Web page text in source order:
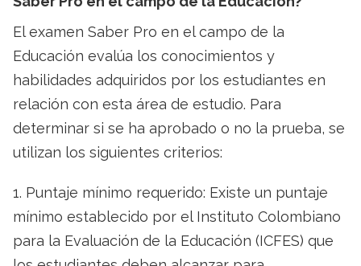
El examen Saber Pro en el campo de la
Educación evalúa los conocimientos y
habilidades adquiridos por los estudiantes en
relación con esta área de estudio. Para
determinar si se ha aprobado o no la prueba, se
utilizan los siguientes criterios:
1. Puntaje mínimo requerido: Existe un puntaje
mínimo establecido por el Instituto Colombiano
para la Evaluación de la Educación (ICFES) que